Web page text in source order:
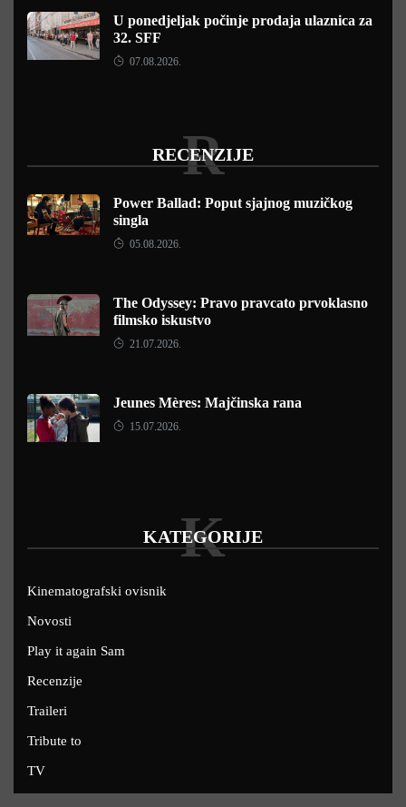
U ponedjeljak počinje prodaja ulaznica za
32. SFF
07.08.2026.
RECENZIJE
R
Power Ballad: Poput sjajnog muzičkog
singla
05.08.2026.
The Odyssey: Pravo pravcato prvoklasno
filmsko iskustvo
21.07.2026.
Jeunes Mères: Majčinska rana
15.07.2026.
KATEGORIJE
K
Kinematografski ovisnik
Novosti
Play it again Sam
Recenzije
Traileri
Tribute to
TV